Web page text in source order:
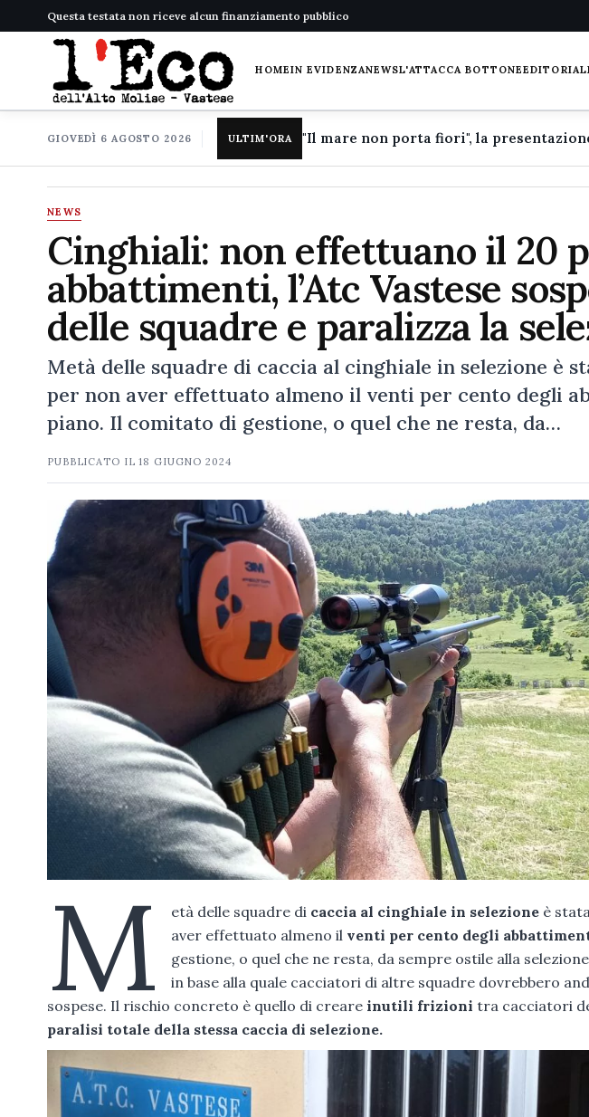
Questa testata non riceve alcun finanziamento pubblico
HOMEIN EVIDENZANEWSL'ATTACCA BOTTONE
GIOVEDÌ 6 AGOSTO 2026 ULTIM'ORA
NEWS
Cinghiali: non effettuano il 20
abbattimenti, l’Atc Vastese
delle squadre e paralizza la
Metà delle squadre di caccia al cinghiale in selezione è
per non aver effettuato almeno il venti per cento degli
piano. Il comitato di gestione, o quel che ne resta, da…
PUBBLICATO IL18 GIUGNO 2024
M età delle squadre di caccia al cinghiale in selezione è stata
aver effettuato almeno il venti per cento degli
gestione, o quel che ne resta, da sempre ostile alla
in base alla quale cacciatori di altre squadre dovrebbero
sospese. Il rischio concreto è quello di creare inutili frizioni tra cacciatori
paralisi totale della stessa caccia di selezione.